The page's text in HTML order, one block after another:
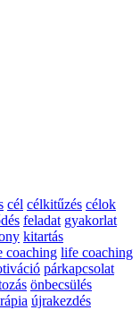
cél célkitűzés célok
feladat gyakorlat
kitartás
coaching life coaching
párkapcsolat
önbecsülés
újrakezdés